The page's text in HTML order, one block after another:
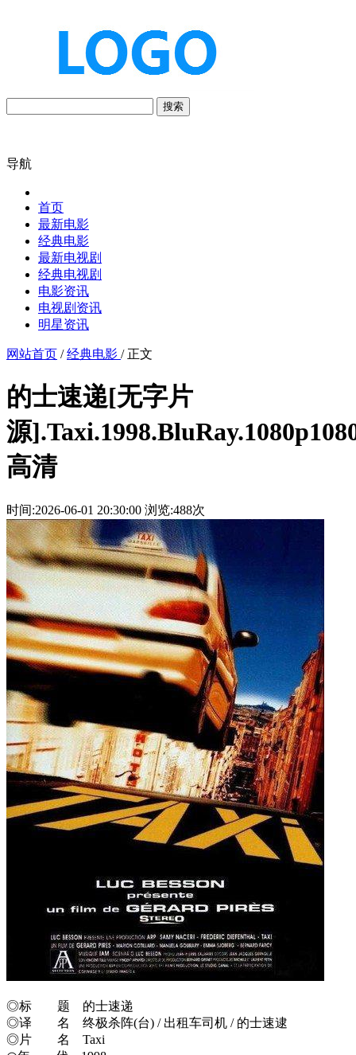
搜索
导航
首页
最新电影
经典电影
最新电视剧
经典电视剧
电影资讯
电视剧资讯
明星资讯
网站首页 /经典电影 / 正文
的士速递[无字片
源
高清
时间:2026-06-01 20:30:00 浏览:488次
◎标 题 的士速递
◎译 名 终极杀阵(台) / 出租车司机 / 的士速逮
◎片 名 Taxi